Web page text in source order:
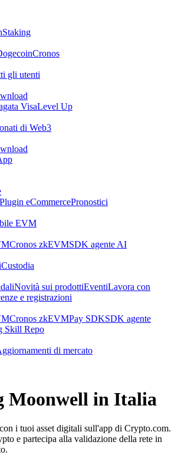
Staking
Cronos
gli utenti
VisaLevel Up
di Web3
Plugin eCommercePronostici
EVM
Cronos zkEVMSDK agente AI
Custodia
Novità sui prodottiEventiLavora con
e registrazioni
Cronos zkEVMPay SDKSDK agente
Skill Repo
di mercato
Moonwell in Italia
i tuoi asset digitali sull'app di Crypto.com.
e partecipa alla validazione della rete in